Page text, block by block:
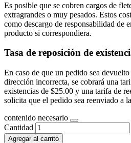
Es posible que se cobren cargos de
extragrandes o muy pesados. Estos
como descargo de responsabilidad de
producto si correspondiera.
Tasa de reposición de
En caso de que un pedido sea
dirección incorrecta, se cobrará una
existencias de $25.00 y una tarifa de
solicita que el pedido sea reenviado a
contenido necesario
Cantidad
Agregar al carrito